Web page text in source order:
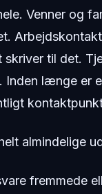
Venner og
skriver til det.
Inden længe er
almindelige
fremmede